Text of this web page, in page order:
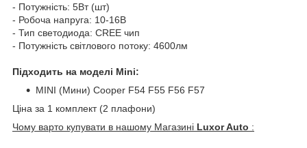
- Потужність: 5Вт (шт)
- Робоча напруга: 10-16В
- Тип светодиода: CREE чип
- Потужність світлового потоку: 4600лм
Підходить на моделі Mini:
MINI (Мини) Cooper F54 F55 F56 F57
Ціна за 1 комплект (2 плафони)
Чому варто купувати в нашому Магазині Luxor Auto :